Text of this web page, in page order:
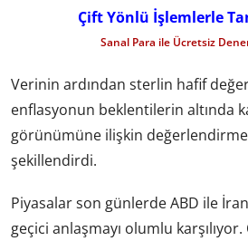
Çift Yönlü İşlemlerle
Sanal Para ile Ücretsiz
Verinin ardından sterlin hafif
enflasyonun beklentilerin altında
görünümüne ilişkin
şekillendirdi.
Piyasalar son günlerde ABD ile
geçici anlaşmayı olumlu